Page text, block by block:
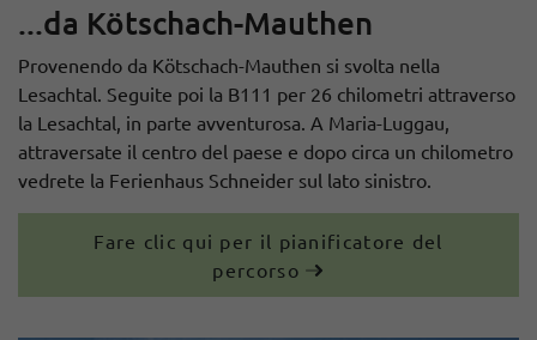
...da Kötschach-Mauthen
Provenendo da Kötschach-Mauthen si svolta nella
Lesachtal. Seguite poi la B111 per 26 chilometri attraverso
la Lesachtal, in parte avventurosa. A Maria-Luggau,
attraversate il centro del paese e dopo circa un chilometro
vedrete la Ferienhaus Schneider sul lato sinistro.
Fare clic qui per il pianificatore del
percorso